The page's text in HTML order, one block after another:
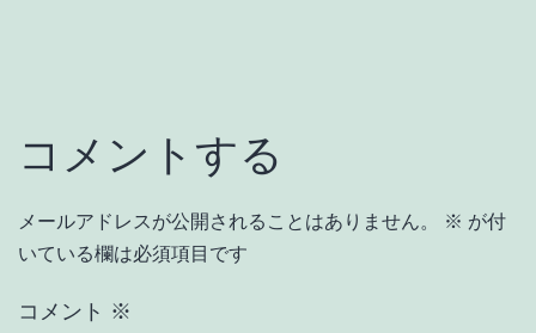
コメントする
メールアドレスが公開されることはありません。 ※ が付
いている欄は必須項目です
コメント ※